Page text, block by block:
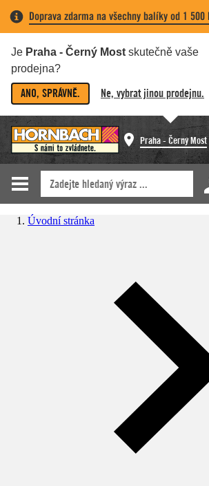
Doprava zdarma na všechny balíky od 1 500
Je Praha - Černý Most skutečně vaše
prodejna?
ANO, SPRÁVNĚ. Ne, vybrat jinou prodejnu.
Praha - Černý Most
Úvodní stránka